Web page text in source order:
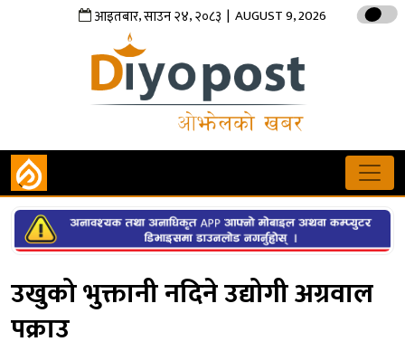
आइतबार,साउन२४,२०८३ | AUGUST 9, 2026
उखुको भुक्तानी नदिने उद्योगी अग्रवाल
पक्राउ